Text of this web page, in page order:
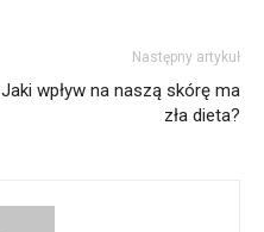
Następny artykuł
Jaki wpływ na naszą skórę ma
zła dieta?